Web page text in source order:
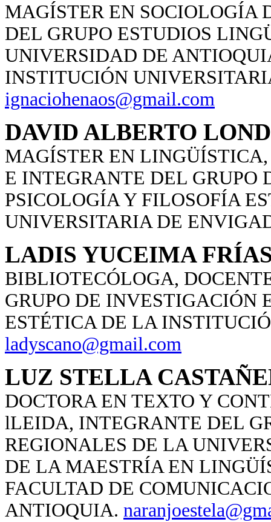
MAGÍSTER EN SOCIOLOGÍA
DEL GRUPO ESTUDIOS
UNIVERSIDAD DE
INSTITUCIÓN
ignaciohenaos@gmail.com
DAVID ALBERTO
MAGÍSTER EN
E INTEGRANTE DEL GRUPO
PSICOLOGÍA Y FILOSOFÍA
UNIVERSITARIA DE
LADIS YUCEIMA
BIBLIOTECÓLOGA,
GRUPO DE INVESTIGACIÓN
ESTÉTICA DE LA
ladyscano@gmail.com
LUZ STELLA
DOCTORA EN TEXTO Y
lLEIDA, INTEGRANTE DEL
REGIONALES DE LA
DE LA MAESTRÍA EN
FACULTAD DE
ANTIOQUIA.